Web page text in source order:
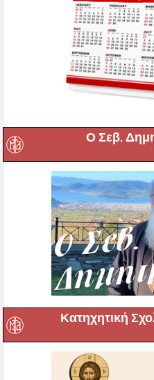
Ο Σεβ.
Κατηχητική